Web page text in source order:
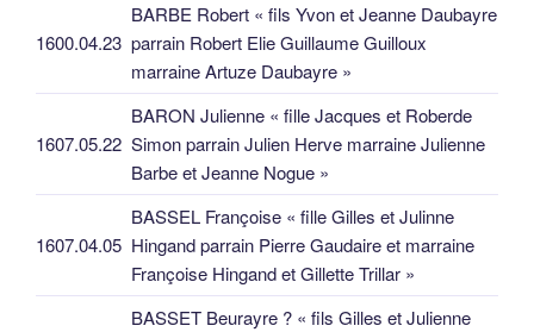
1600.04.23
BARBE Robert « fils Yvon et Jeanne Daubayre
parrain Robert Elie Guillaume Guilloux
marraine Artuze Daubayre »
1607.05.22
BARON Julienne « fille Jacques et Roberde
Simon parrain Julien Herve marraine Julienne
Barbe et Jeanne Nogue »
1607.04.05
BASSEL Françoise « fille Gilles et Julinne
Hingand parrain Pierre Gaudaire et marraine
Françoise Hingand et Gillette Trillar »
BASSET Beurayre ? « fils Gilles et Julienne